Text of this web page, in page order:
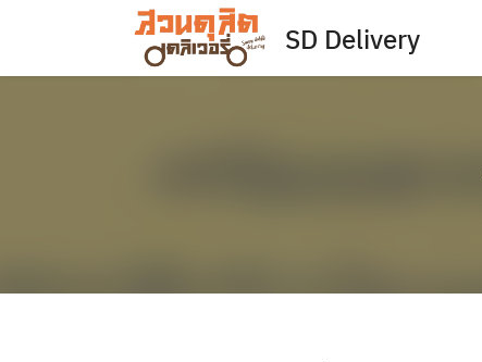
SD Delivery